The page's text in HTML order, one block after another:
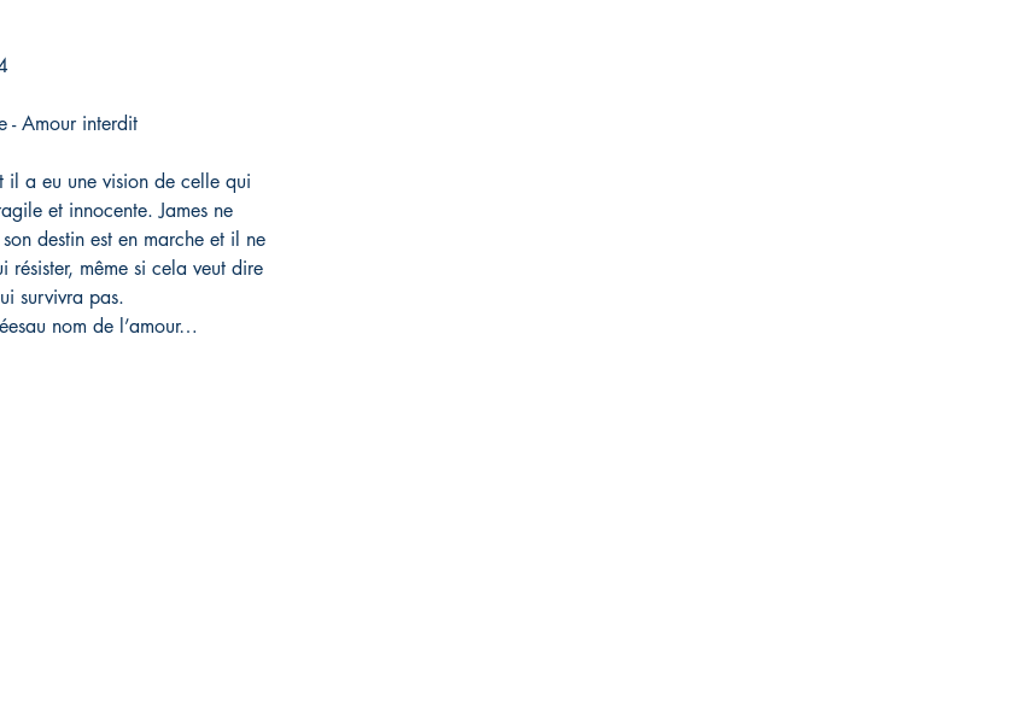
- Amour interdit
il a eu une vision de celle qui
et innocente. James ne
destin est en marche et il ne
même si cela veut dire
survivra pas.
nom de l’amour…